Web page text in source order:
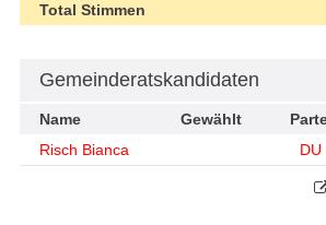
Total Stimmen
Gemeinderatskandidaten
Name Gewählt
Risch Bianca
DU